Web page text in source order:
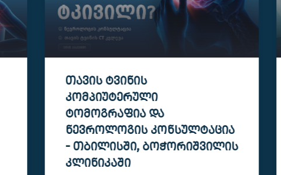
ᲙᲝᲛᲞᲘᲣᲢᲔᲠᲣᲚᲘ
ᲢᲝᲛᲝᲒᲠᲐᲤᲘᲐ (CT)
ᲑᲝᲭᲝᲠᲘᲨᲕᲘᲚᲘᲡ ᲙᲚᲘᲜᲘᲙᲐᲨᲘ
ვახტანგ ბოჭორიშვილის კლინიკაში
კომპიუტერული ტომოგრაფია ტარდება მაღალი
სიზუსტის, იაპონური აპარატით.